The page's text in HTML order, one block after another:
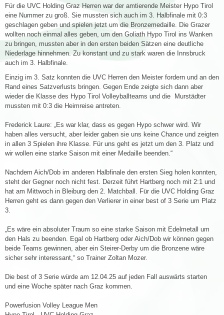
Für die UVC Holding Graz Herren war der amtierende Meister Hypo Tirol
eine Nummer zu groß. Sie mussten sich auch im 3. Halbfinale mit 0:3
geschlagen geben und spielen jetzt um die Bronzemedaille. Die Grazer
wollten noch einmal alles geben, um den Goliath Hypo Tirol ins Wanken
zu bringen, mussten aber in den ersten beiden Sätzen eine deutliche
Niederlage hinnehmen. Zu konstant und zu stark waren die Innsbruck
auch im 3. Halbfinale.
Einzig im 3. Satz konnten die UVC Herren den Meister fordern und an den
Rand eines Satzverlusts bringen. Gegen Ende zeigte sich dann aber
wieder die Klasse des Hypo Tirol Volleyballteams und die Murstädter
mussten mit 0:3 die Heimreise antreten.
Frederick Laure: „Es war klar, dass es gegen Hypo schwer wird. Wir
haben alles versucht, aber leider gaben sie uns keine Chance und zeigten
in allen 3 Spielen ihre Klasse. Für uns geht es jetzt um den 3. Platz und
wir wollen eine starke Saison mit einer Medaille beenden.“
Nachdem Aich/Dob im anderen Halbfinale den ersten Sieg holen konnten,
steht der Gegner noch nicht fest. Derzeit führt Hartberg noch mit 2:1 und
hat am Mittwoch in Bleiburg den 2. Matchball. Für die UVC Holding Graz
Herren geht es dann gegen den Verlierer in einer best of 3 Serie um Platz
3.
„Es wäre ein absoluter Traum so eine starke Saison mit Edelmetall um
den Hals zu beenden. Egal ob Hartberg oder Aich/Dob wir können gegen
beide Teams gewinnen, aber ein Steirer-Derby um die Bronzene wäre
sicher sehr interessant,“ so Trainer Zoltan Mozer.
Die best of 3 Serie würde am 12.04.25 auf jeden Fall auswärts starten
und eine Woche später nach Graz kommen.
Powerfusion Volley League Men